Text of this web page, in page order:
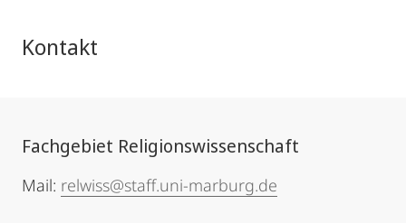
Kontakt
Fachgebiet Religionswissenschaft
Mail: relwiss@staff.uni-marburg.de